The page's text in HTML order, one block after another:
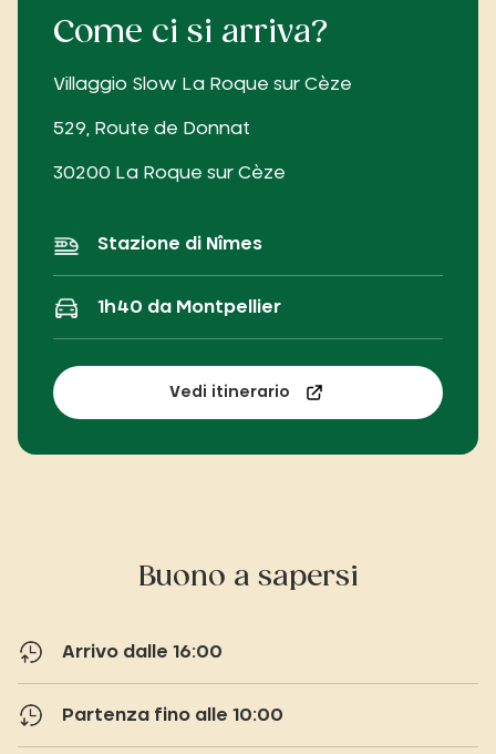
Come ci si arriva?
Villaggio Slow La Roque sur Cèze
529, Route de Donnat
30200 La Roque sur Cèze
Stazione di Nîmes
1h40 da Montpellier
Vedi itinerario
Buono a sapersi
Arrivo dalle 16:00
Partenza fino alle 10:00